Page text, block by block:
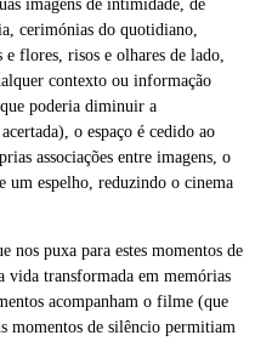
imagens de intimidade, de
cerimónias do quotidiano,
e flores, risos e olhares de lado,
contexto ou informação
poderia diminuir a
o espaço é cedido ao
associações entre imagens, o
um espelho, reduzindo o cinema
nos puxa para estes momentos de
vida transformada em memórias
acompanham o filme (que
momentos de silêncio permitiam